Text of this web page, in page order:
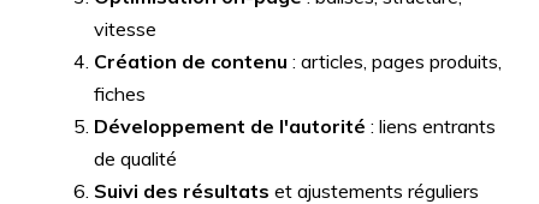
vitesse
Création de contenu : articles, pages produits,
fiches
Développement de l'autorité : liens entrants
de qualité
Suivi des résultats et ajustements réguliers